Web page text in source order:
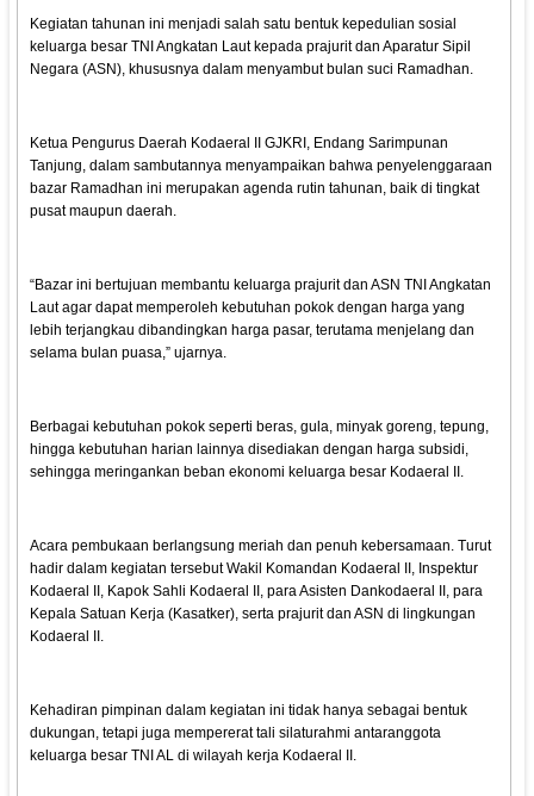
Kegiatan tahunan ini menjadi salah satu bentuk kepedulian sosial
keluarga besar TNI Angkatan Laut kepada prajurit dan Aparatur Sipil
Negara (ASN), khususnya dalam menyambut bulan suci Ramadhan.
Ketua Pengurus Daerah Kodaeral II GJKRI, Endang Sarimpunan
Tanjung, dalam sambutannya menyampaikan bahwa penyelenggaraan
bazar Ramadhan ini merupakan agenda rutin tahunan, baik di tingkat
pusat maupun daerah.
“Bazar ini bertujuan membantu keluarga prajurit dan ASN TNI Angkatan
Laut agar dapat memperoleh kebutuhan pokok dengan harga yang
lebih terjangkau dibandingkan harga pasar, terutama menjelang dan
selama bulan puasa,” ujarnya.
Berbagai kebutuhan pokok seperti beras, gula, minyak goreng, tepung,
hingga kebutuhan harian lainnya disediakan dengan harga subsidi,
sehingga meringankan beban ekonomi keluarga besar Kodaeral II.
Acara pembukaan berlangsung meriah dan penuh kebersamaan. Turut
hadir dalam kegiatan tersebut Wakil Komandan Kodaeral II, Inspektur
Kodaeral II, Kapok Sahli Kodaeral II, para Asisten Dankodaeral II, para
Kepala Satuan Kerja (Kasatker), serta prajurit dan ASN di lingkungan
Kodaeral II.
Kehadiran pimpinan dalam kegiatan ini tidak hanya sebagai bentuk
dukungan, tetapi juga mempererat tali silaturahmi antaranggota
keluarga besar TNI AL di wilayah kerja Kodaeral II.